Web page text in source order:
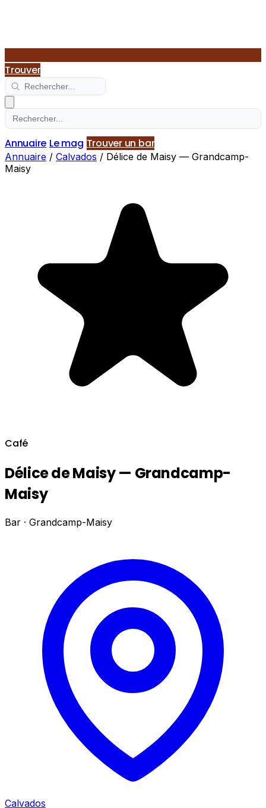
Trouver
Annuaire Le mag Trouver un bar
Annuaire / Calvados / Délice de Maisy — Grandcamp-
Maisy
Café
Délice de Maisy — Grandcamp-
Maisy
Bar · Grandcamp-Maisy
Calvados